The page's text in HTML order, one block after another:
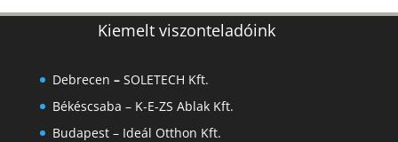
Kiemelt viszonteladóink
Debrecen – SOLETECH Kft.
Békéscsaba – K-E-ZS Ablak Kft.
Budapest – Ideál Otthon Kft.